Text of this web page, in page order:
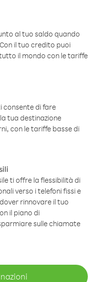
al tuo saldo quando
il tuo credito puoi
il mondo con le tariffe
consente di fare
tua destinazione
con le tariffe basse di
ti offre la flessibilità di
verso i telefoni fissi e
rinnovare il tuo
il piano di
sulle chiamate